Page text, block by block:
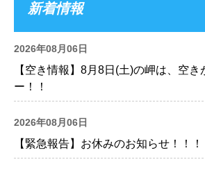
新着情報
2026年08月06日
【空き情報】8月8日(土)の岬は、空き
ー！！
2026年08月06日
【緊急報告】お休みのお知らせ！！！